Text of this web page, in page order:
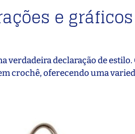
e
verdadeira declaração de
crochê, oferecendo uma